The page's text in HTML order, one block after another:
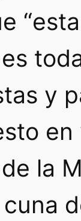
y
la